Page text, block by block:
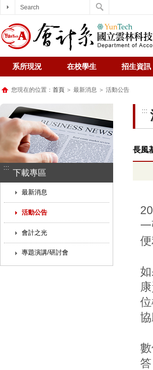
系所現況 在校學生 招生資訊
您現在的位置： 首頁 ＞ 最新消息 ＞ 活動公告
:::
下載專區
最新消息
活動公告
會計之光
專題演講/研討會
:::
長風
Search